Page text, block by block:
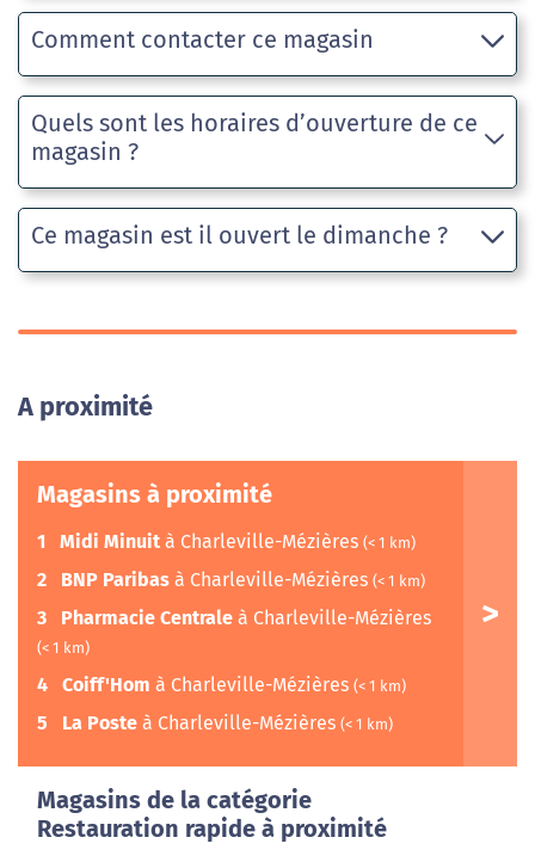
Comment contacter ce magasin
Quels sont les horaires d’ouverture de ce
magasin ?
Ce magasin est il ouvert le dimanche ?
A proximité
Magasins à proximité
1 Midi Minuit à Charleville-Mézières (< 1 km)
2 BNP Paribas à Charleville-Mézières (< 1 km)
3 Pharmacie Centrale à Charleville-Mézières
(< 1 km)
4 Coiff'Hom à Charleville-Mézières (< 1 km)
5 La Poste à Charleville-Mézières (< 1 km)
Magasins de la catégorie
Restauration rapide à proximité